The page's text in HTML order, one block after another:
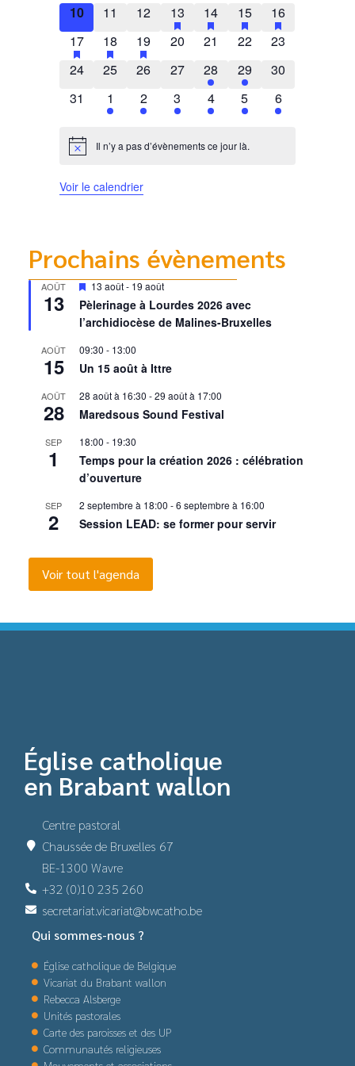
0 évènements
10 0 évènements
11 0 évènements
12 1 évènement
13has featured évènements
1 évènement
14has featured évènements
2 évènements
15has featured
1 évènement
16has featured
1 évènement
17has featured évènements
1 évènement
18has featured évènements
1 évènement
19has featured évènements
0 évènements
20 0 évènements
21 0 évènements
22 0 évènements
23
0 évènements
24 0 évènements
25 0 évènements
26 0 évènements
27 1 évènement
28 1 évènement
29 0 évènements
30
0 évènements
31 1 évènement
1 1 évènement
2 2 évènements
3 1 évènement
4 1 évènement
5 1 évènement
6
Notice Il n’y a pas d’évènements ce jour là.
Voir le calendrier
Prochains évènements
AOÛT
13
Mis
en
avant
13 août- 19 août
Pèlerinage à Lourdes 2026 avec
l’archidiocèse de Malines-Bruxelles
AOÛT
15
09:30 - 13:00
Un 15 août à Ittre
AOÛT
28
28 août à 16:30 -29 août à 17:00
Maredsous Sound Festival
SEP
1
18:00 - 19:30
Temps pour la création 2026 : célébration
d’ouverture
SEP
2
2 septembre à 18:00 -6 septembre à 16:00
Session LEAD: se former pour servir
Voir tout l'agenda
Église catholique
en Brabant wallon
Centre pastoral
Chaussée de Bruxelles 67
BE-1300 Wavre
+32 (0)10 235 260
secretariat.vicariat@bwcatho.be
Qui sommes-nous ?
Église catholique de Belgique
Vicariat du Brabant wallon
Rebecca Alsberge
Unités pastorales
Carte des paroisses et des UP
Communautés religieuses